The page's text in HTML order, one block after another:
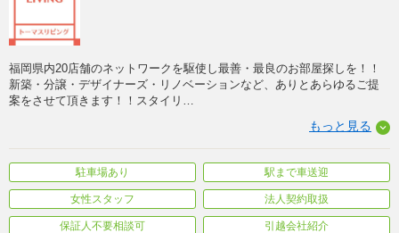
福岡県内20店舗のネットワークを駆使し最善・最良のお部屋探しを！！
新築・分譲・デザイナーズ・リノベーションなど、ありとあらゆるご提
案をさせて頂きます！！スタイリ …
もっと見る
駐車場あり 駅まで車送迎
女性スタッフ 法人契約取扱
保証人不要相談可 引越会社紹介